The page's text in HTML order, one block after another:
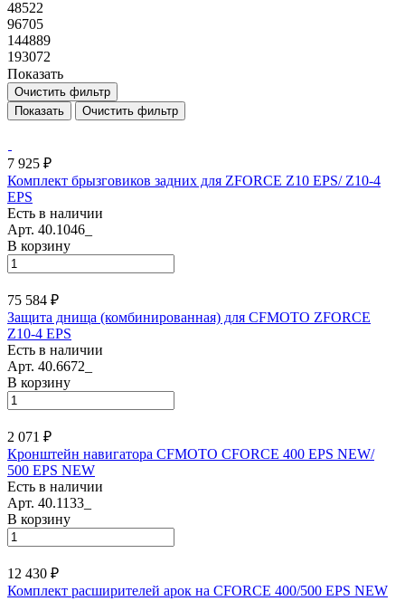
48522
96705
144889
193072
Показать
Очистить фильтр
Очистить фильтр
7 925 ₽
Комплект брызговиков задних для ZFORCE Z10 EPS/ Z10-4
EPS
Есть в наличии
Арт. 40.1046_
В корзину
75 584 ₽
Защита днища (комбинированная) для CFMOTO ZFORCE
Z10-4 EPS
Есть в наличии
Арт. 40.6672_
В корзину
2 071 ₽
Кронштейн навигатора CFMOTO CFORCE 400 EPS NEW/
500 EPS NEW
Есть в наличии
Арт. 40.1133_
В корзину
12 430 ₽
Комплект расширителей арок на CFORCE 400/500 EPS NEW